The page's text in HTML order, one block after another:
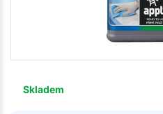
Skladem